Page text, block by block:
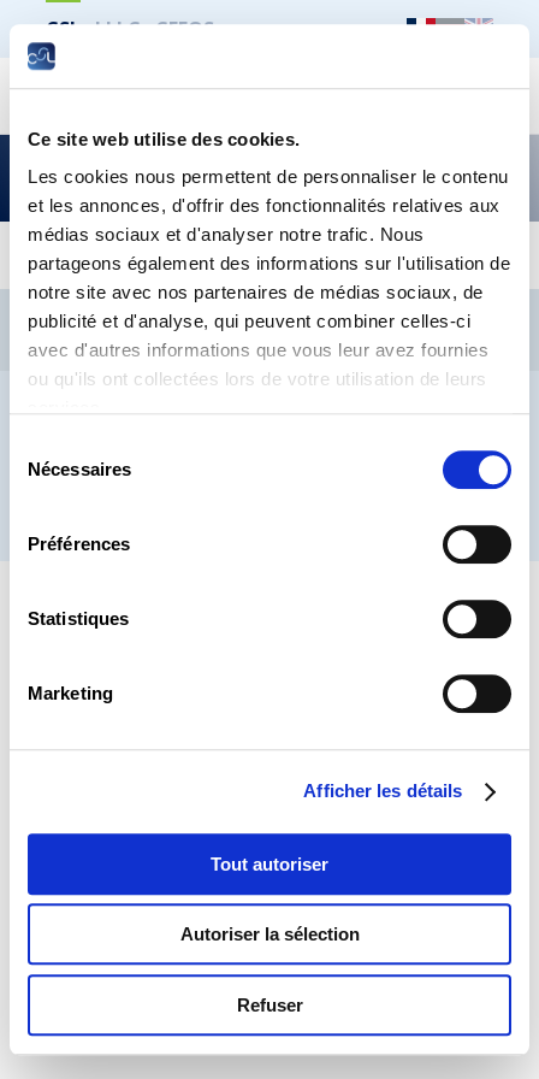
Ce site web utilise des cookies.
Les cookies nous permettent de personnaliser le contenu
et les annonces, d'offrir des fonctionnalités relatives aux
médias sociaux et d'analyser notre trafic. Nous
partageons également des informations sur l'utilisation de
notre site avec nos partenaires de médias sociaux, de
publicité et d'analyse, qui peuvent combiner celles-ci
avec d'autres informations que vous leur avez fournies
ou qu'ils ont collectées lors de votre utilisation de leurs
Nécessaires
Préférences
Statistiques
Marketing
Afficher les détails
Tout autoriser
Autoriser la sélection
Refuser
CSL LLLC CEFOS
Luxembourg ?
CSL LLLC
CEFOS
Contact
Jobs Inscription Newsletters